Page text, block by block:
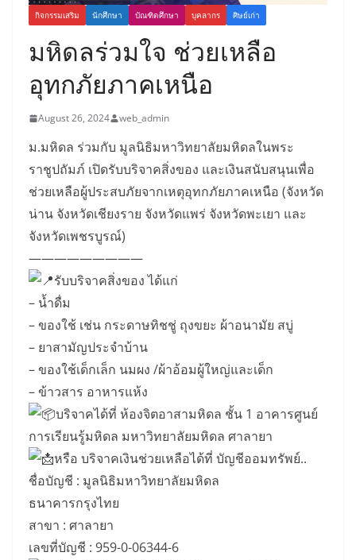
กิจกรรมเสริม นักศึกษา บัณฑิตศึกษา บุคลากร ศิษย์เก่า
มหิดลร่วมใจ ช่วยเหลือ
อุทกภัยภาคเหนือ
August 26, 2024 web_admin
ม.มหิดล ร่วมกับ มูลนิธิมหาวิทยาลัยมหิดลในพระ
ราชูปถัมภ์ เปิดรับบริจาคสิ่งของ และเงินสนับสนุนเพื่อ
ช่วยเหลือผู้ประสบภัยจากเหตุอุทกภัยภาคเหนือ (จังหวัด
น่าน จังหวัดเชียงราย จังหวัดแพร่ จังหวัดพะเยา และ
จังหวัดเพชรบูรณ์)
—————————
รับบริจาคสิ่งของ ได้แก่
– น้ำดื่ม
– ของใช้ เช่น กระดาษทิชชู่ ถุงขยะ ผ้าอนามัย สบู่
– ยาสามัญประจำบ้าน
– ของใช้เด็กเล็ก นมผง /ผ้าอ้อมผู้ใหญ่และเด็ก
– ข้าวสาร อาหารแห้ง
บริจาคได้ที่ ห้องจิตอาสามหิดล ชั้น 1 อาคารศูนย์
การเรียนรู้มหิดล มหาวิทยาลัยมหิดล ศาลายา
หรือ บริจาคเงินช่วยเหลือได้ที่ บัญชีออมทรัพย์..
ชื่อบัญชี : มูลนิธิมหาวิทยาลัยมหิดล
ธนาคารกรุงไทย
สาขา : ศาลายา
เลขที่บัญชี : 959-0-06344-6